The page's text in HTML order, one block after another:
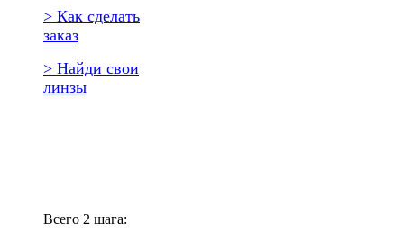
> Как сделать
заказ
> Найди свои
линзы
Всего 2 шага: